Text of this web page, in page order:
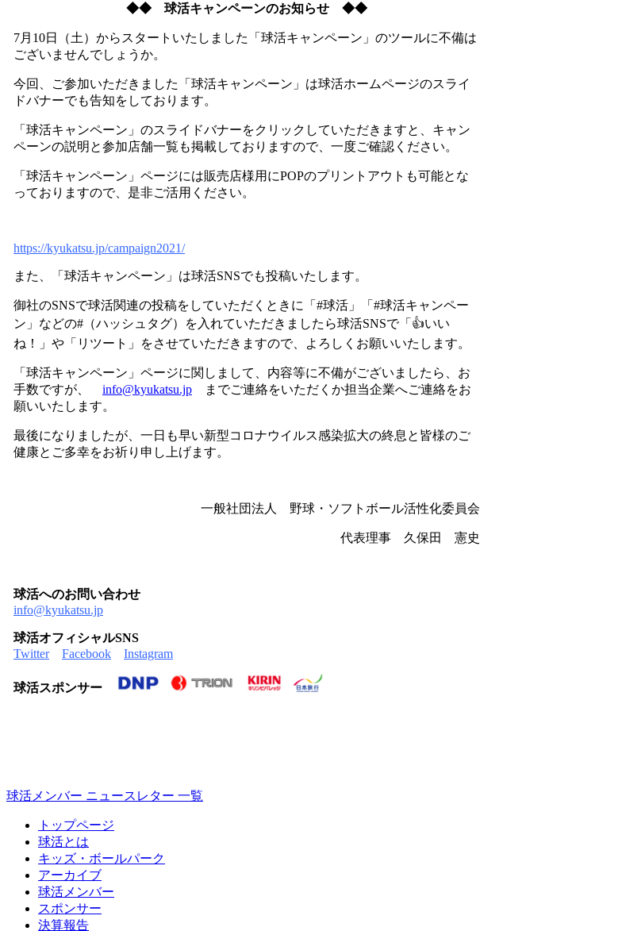
◆◆ 球活キャンペーンのお知らせ ◆◆
7月10日（土）からスタートいたしました「球活キャンペーン」のツールに不備は
ございませんでしょうか。
今回、ご参加いただきました「球活キャンペーン」は球活ホームページのスライ
ドバナーでも告知をしております。
「球活キャンペーン」のスライドバナーをクリックしていただきますと、キャン
ペーンの説明と参加店舗一覧も掲載しておりますので、一度ご確認ください。
「球活キャンペーン」ページには販売店様用にPOPのプリントアウトも可能とな
っておりますので、是非ご活用ください。
https://kyukatsu.jp/campaign2021/
また、「球活キャンペーン」は球活SNSでも投稿いたします。
御社のSNSで球活関連の投稿をしていただくときに「#球活」「#球活キャンペー
ン」などの#（ハッシュタグ）を入れていただきましたら球活SNSで「👍いい
ね！」や「リツート」をさせていただきますので、よろしくお願いいたします。
「球活キャンペーン」ページに関しまして、内容等に不備がございましたら、お
手数ですが、 info@kyukatsu.jp までご連絡をいただくか担当企業へご連絡をお
願いいたします。
最後になりましたが、一日も早い新型コロナウイルス感染拡大の終息と皆様のご
健康とご多幸をお祈り申し上げます。
一般社団法人 野球・ソフトボール活性化委員会
代表理事 久保田 憲史
球活へのお問い合わせ
info@kyukatsu.jp
球活オフィシャルSNS
Twitter
Facebook Instagram
球活スポンサー
球活メンバー ニュースレター 一覧
トップページ
球活とは
キッズ・ボールパーク
アーカイブ
球活メンバー
スポンサー
決算報告